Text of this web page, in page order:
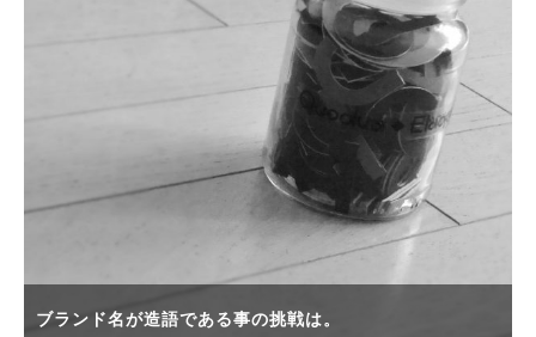
ブランド名が造語である事の挑戦は。